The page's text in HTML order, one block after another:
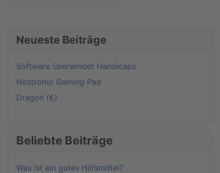
Neueste Beiträge
Software überwindet Handicaps
Nostromo Gaming Pad
Dragon (€)
Beliebte Beiträge
Was ist ein gutes Hilfsmittel?